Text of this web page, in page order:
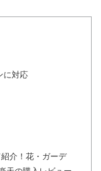
に対応
介！花・ガーデ